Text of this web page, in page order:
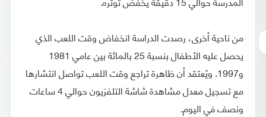
من ناحية أخرى، رصدت الدراسة انخفاض وقت اللعب الذي
يحصل عليه الأطفال بنسبة 25 بالمائة بين عامي 1981
و1997. ويًعتقد أن ظاهرة تراجع وقت اللعب تواصل انتشارها
مع تسجيل معدل مشاهدة شاشة التلفزيون حوالي 4 ساعات
ونصف في اليوم.